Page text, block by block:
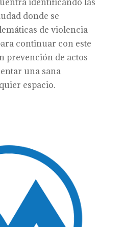
donde se
de violencia
continuar con este
prevención de actos
una sana
espacio.